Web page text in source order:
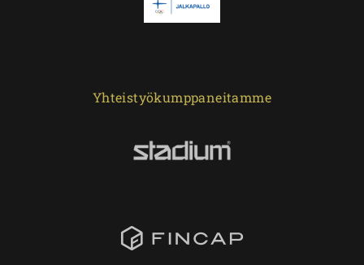
Yhteistyökumppaneitamme